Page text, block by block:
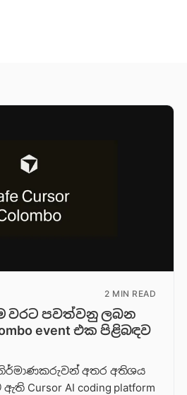
2 MIN READ
වරට පවත්වනු ලබන
event එක පිළිබඳව
නිර්මාණකරුවන් අතර අතිශය
Cursor AI coding platform